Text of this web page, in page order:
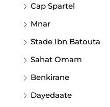
Cap Spartel
Mnar
Stade Ibn Batouta
Sahat Omam
Benkirane
Dayedaate